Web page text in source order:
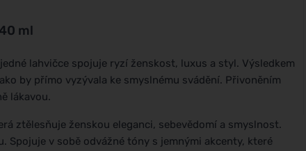
ml
lahvičce spojuje ryzí ženskost, luxus a styl. Výsledkem
by přímo vyzývala ke smyslnému svádění. Přivoněním
lákavou.
ztělesňuje ženskou eleganci, sebevědomí a smyslnost.
Spojuje v sobě odvážné tóny s jemnými akcenty, které